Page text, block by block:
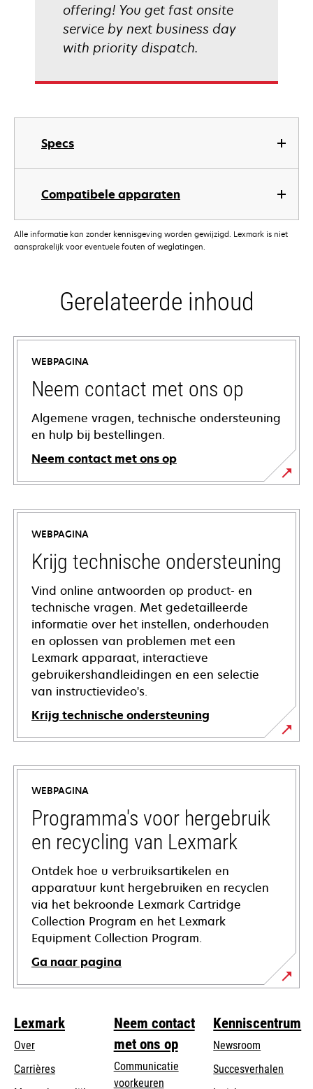
Specs
Compatibele apparaten
offering! You get fast onsite
service by next business day
with priority dispatch.
Alle informatie kan zonder kennisgeving worden gewijzigd. Lexmark is niet
aansprakelijk voor eventuele fouten of weglatingen.
Gerelateerde inhoud
WEBPAGINA
Neem contact met ons op
Algemene vragen, technische ondersteuning
en hulp bij bestellingen.
Neem contact met ons op
WEBPAGINA
Krijg technische ondersteuning
Vind online antwoorden op product- en
technische vragen. Met gedetailleerde
informatie over het instellen, onderhouden
en oplossen van problemen met een
Lexmark apparaat, interactieve
gebruikershandleidingen en een selectie
van instructievideo's.
Krijg technische ondersteuning
opens
in
new
tab
WEBPAGINA
Programma's voor hergebruik
en recycling van Lexmark
Ontdek hoe u verbruiksartikelen en
apparatuur kunt hergebruiken en recyclen
via het bekroonde Lexmark Cartridge
Collection Program en het Lexmark
Equipment Collection Program.
Ga naar pagina
Lexmark
Over
Carrières
Neem contact
met ons op
Communicatie
voorkeuren
Kenniscentrum
Newsroom
Succesverhalen